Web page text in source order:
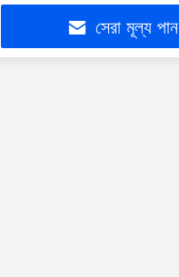
সেরা মূল্য পান